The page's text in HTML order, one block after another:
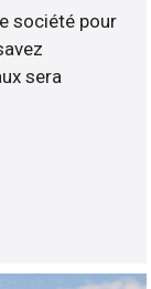
société pour
sera